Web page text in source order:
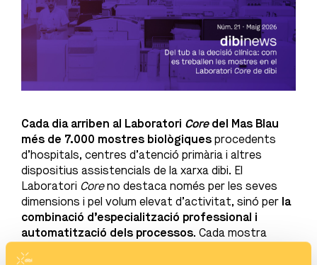
Cada dia arriben al Laboratori Coredel Mas Blau
més de 7.000 mostres biològiquesprocedents
d’hospitals, centres d’atenció primària i altres
dispositius assistencials de la xarxa dibi. El
Laboratori Coreno destaca només per les seves
dimensions i pel volum elevat d’activitat, sinó per la
combinació d’especialització professional i
automatització dels processos. Cada mostra